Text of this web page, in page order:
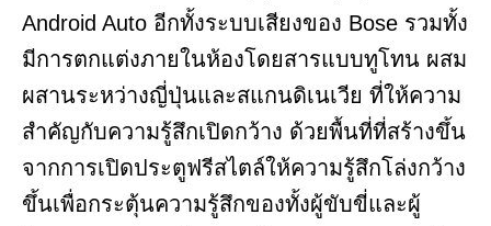
Android Auto อีกทั้งระบบเสียงของ Bose รวมทั้ง
มีการตกแต่งภายในห้องโดยสารแบบทูโทน ผสม
ผสานระหว่างญี่ปุ่นและสแกนดิเนเวีย ที่ให้ความ
สำคัญกับความรู้สึกเปิดกว้าง ด้วยพื้นที่ที่สร้างขึ้น
จากการเปิดประตูฟรีสไตล์ให้ความรู้สึกโล่งกว้าง
ขึ้นเพื่อกระตุ้นความรู้สึกของทั้งผู้ขับขี่และผู้